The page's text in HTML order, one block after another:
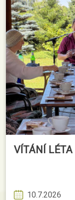
VÍTÁNÍ LÉTA
10.7.2026